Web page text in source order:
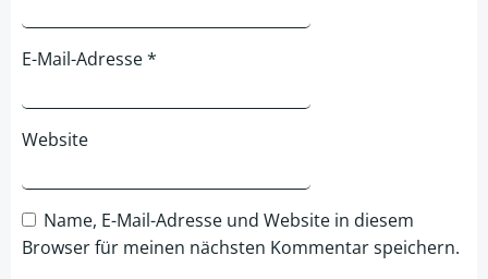
E-Mail-Adresse*
Website
Name, E-Mail-Adresse und Website in diesem
Browser für meinen nächsten Kommentar speichern.